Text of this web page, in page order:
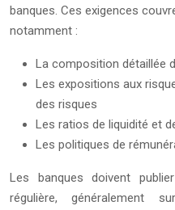
banques. Ces exigences
notamment :
La composition détaillée
Les expositions aux
des risques
Les ratios de liquidité et
Les politiques de
Les banques doivent
régulière, généralement